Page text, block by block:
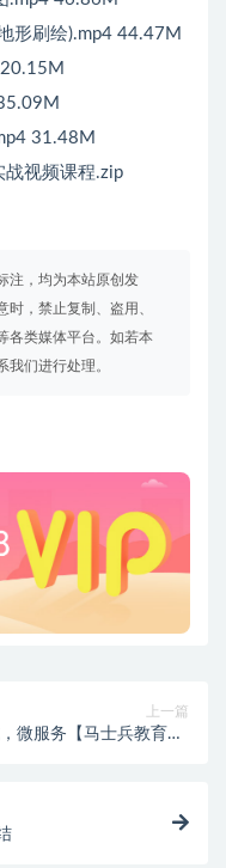
形刷绘).mp4 44.47M
31.48M
视频课程.zip
注，均为本站原创发
，禁止复制、盗用、
各类媒体平台。如若本
我们进行处理。
上一篇
微服务【马士兵教育】|